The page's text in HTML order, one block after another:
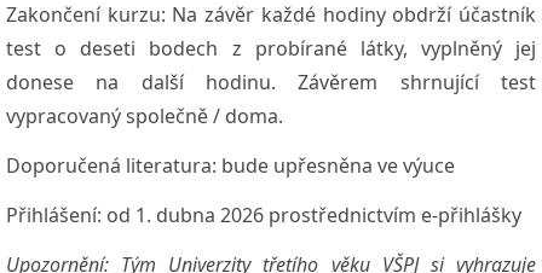
Zakončení kurzu: Na závěr každé hodiny obdrží účastník
test o deseti bodech z probírané látky, vyplněný jej
donese na další hodinu. Závěrem shrnující test
vypracovaný společně / doma.
Doporučená literatura: bude upřesněna ve výuce
Přihlášení: od 1. dubna 2026 prostřednictvím e-přihlášky
Upozornění: Tým Univerzity třetího věku VŠPJ si vyhrazuje